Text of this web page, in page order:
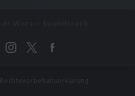
Rechtevorbehaltserklärung